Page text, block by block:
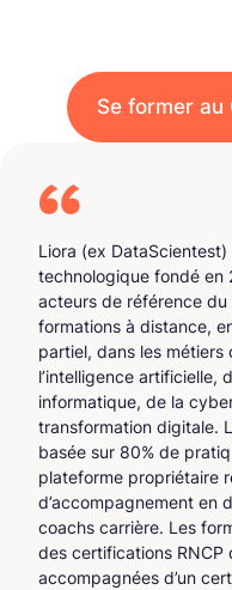
Se former au
Liora (ex
technologique fondé en
acteurs de référence
formations à distance,
partiel, dans les
l’intelligence artificielle,
informatique, de la
transformation digitale.
basée sur 80% de
plateforme propriétaire
d’accompagnement en
coachs carrière. Les
des certifications RNCP
accompagnées d’un